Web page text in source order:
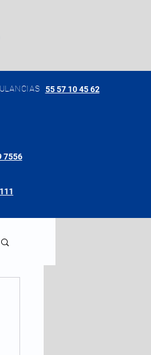
55 57 10 45 62
7556